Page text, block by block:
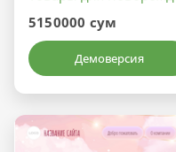
5150000 сум
Демоверсия